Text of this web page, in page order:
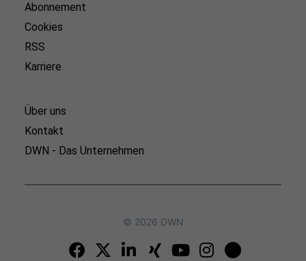
Abonnement
Cookies
RSS
Karriere
Über uns
Kontakt
DWN - Das Unternehmen
© 2026 DWN